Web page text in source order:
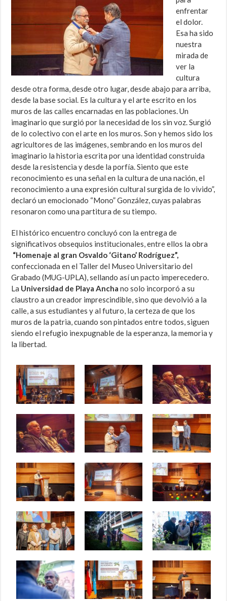
enfrentar
el dolor.
Esa ha sido
nuestra
mirada de
ver la
cultura
desde otra forma, desde otro lugar, desde abajo para arriba,
desde la base social. Es la cultura y el arte escrito en los
muros de las calles encarnadas en las poblaciones. Un
imaginario que surgió por la necesidad de los sin voz. Surgió
de lo colectivo con el arte en los muros. Son y hemos sido los
agricultores de las imágenes, sembrando en los muros del
imaginario la historia escrita por una identidad construida
desde la resistencia y desde la porfía. Siento que este
reconocimiento es una señal en la cultura de una nación, el
reconocimiento a una expresión cultural surgida de lo vivido”,
declaró un emocionado “Mono” González, cuyas palabras
resonaron como una partitura de su tiempo.
El histórico encuentro concluyó con la entrega de
significativos obsequios institucionales, entre ellos la obra
“Homenaje al gran Osvaldo ‘Gitano’ Rodríguez”,
confeccionada en el Taller del Museo Universitario del
Grabado (MUG-UPLA), sellando así un pacto imperecedero.
La Universidad de Playa Ancha no solo incorporó a su
claustro a un creador imprescindible, sino que devolvió a la
calle, a sus estudiantes y al futuro, la certeza de que los
muros de la patria, cuando son pintados entre todos, siguen
siendo el refugio inexpugnable de la esperanza, la memoria y
la libertad.